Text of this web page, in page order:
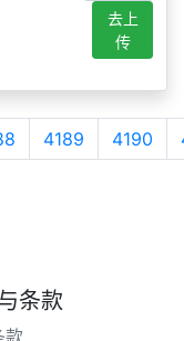
去上
传
4189 4190
条款
款